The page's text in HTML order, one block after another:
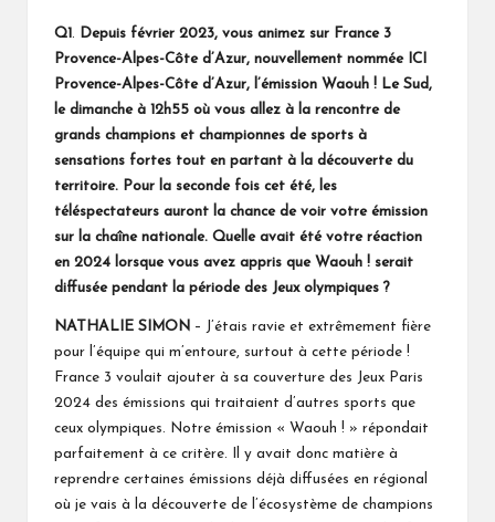
Q1 .
Depuis février 2023, vous animez sur France 3
Provence-Alpes-Côte d’Azur, nouvellement nommée ICI
Provence-Alpes-Côte d’Azur, l’émission Waouh ! Le Sud,
le dimanche à 12h55 où vous allez à la rencontre de
grands champions et championnes de sports à
sensations fortes tout en partant à la découverte du
territoire. Pour la seconde fois cet été, les
téléspectateurs auront la chance de voir votre émission
sur la chaîne nationale. Quelle avait été votre réaction
en 2024 lorsque vous avez appris que Waouh ! serait
diffusée pendant la période des Jeux olympiques ?
NATHALIE SIMON – J’étais ravie et extrêmement fière
pour l’équipe qui m’entoure, surtout à cette période !
France 3 voulait ajouter à sa couverture des Jeux Paris
2024 des émissions qui traitaient d’autres sports que
ceux olympiques. Notre émission « Waouh ! » répondait
parfaitement à ce critère. Il y avait donc matière à
reprendre certaines émissions déjà diffusées en régional
où je vais à la découverte de l’écosystème de champions